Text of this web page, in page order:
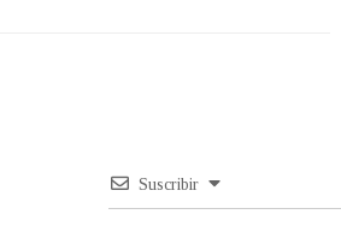
Suscribir